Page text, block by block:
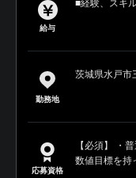
給与
■経験、スキ
勤務地
茨城県水戸市
応募資格
【必須】 ・
数値目標を持